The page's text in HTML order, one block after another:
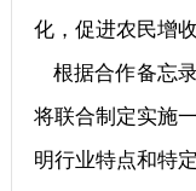
化，促进农民增收
根据合作备忘
将联合制定实施
明行业特点和特